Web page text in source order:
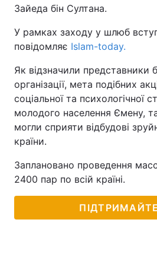
Зайеда бін Султана.
У рамках заходу у шлюб
повідомляє Islam-today.
Як відзначили представники
організації, мета подібних
соціальної та психологічної
молодого населення Ємену,
могли сприяти відбудові
країни.
Заплановано проведення
2400 пар по всій країні.